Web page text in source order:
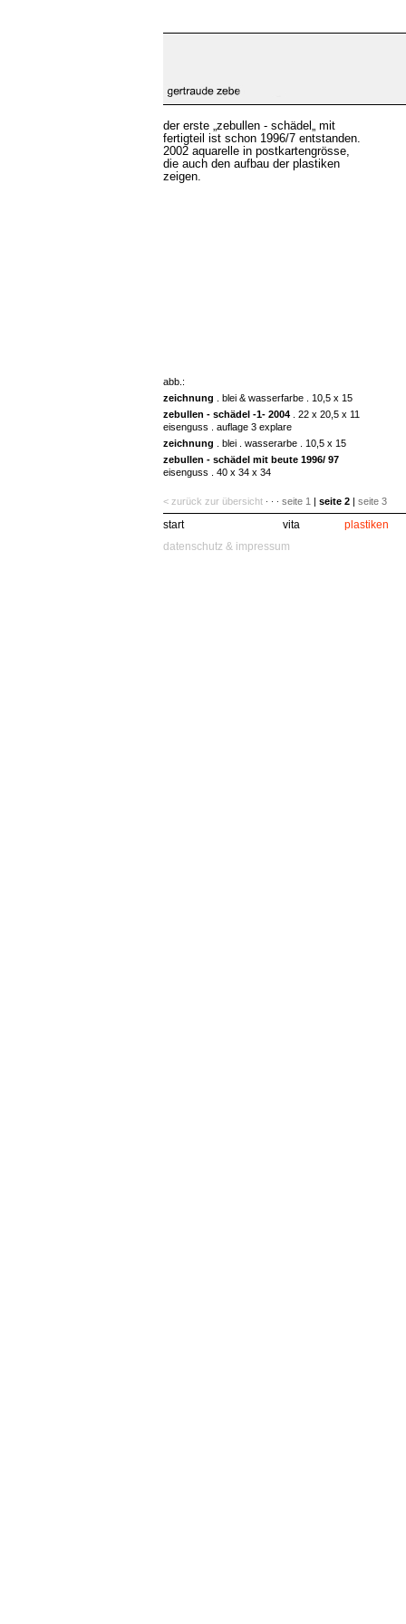
der erste „zebullen - schädel„ mit
fertigteil ist schon 1996/7 entstanden.
2002 aquarelle in postkartengrösse,
die auch den aufbau der plastiken
zeigen.
abb.:
zeichnung . blei & wasserfarbe . 10,5 x 15
zebullen - schädel -1- 2004 . 22 x 20,5 x 11
eisenguss . auflage 3 explare
zeichnung . blei . wasserarbe . 10,5 x 15
zebullen - schädel mit beute 1996/ 97
eisenguss . 40 x 34 x 34
< zurück zur übersicht · · · seite 1 | seite 2 | seite 3
start vita
plastiken
datenschutz & impressum